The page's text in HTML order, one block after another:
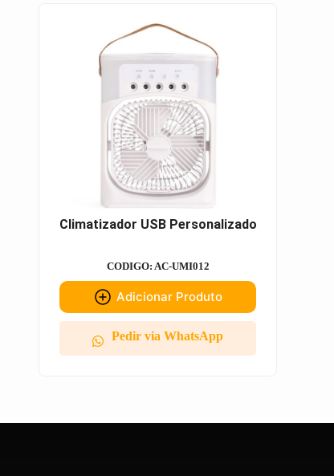
Climatizador USB Personalizado
CODIGO: AC-UMI012
Adicionar Produto
Pedir via WhatsApp